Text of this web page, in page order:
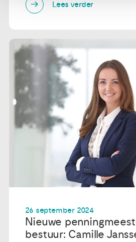
Lees verder
26 september 2024
Nieuwe
bestuur: Camille